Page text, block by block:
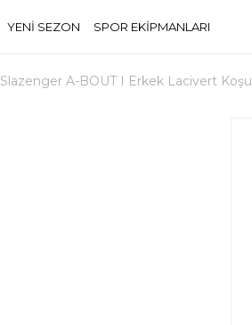
YENİ SEZON SPOR EKİPMANLARI
Slazenger A-BOUT I Erkek Lacivert Koşu